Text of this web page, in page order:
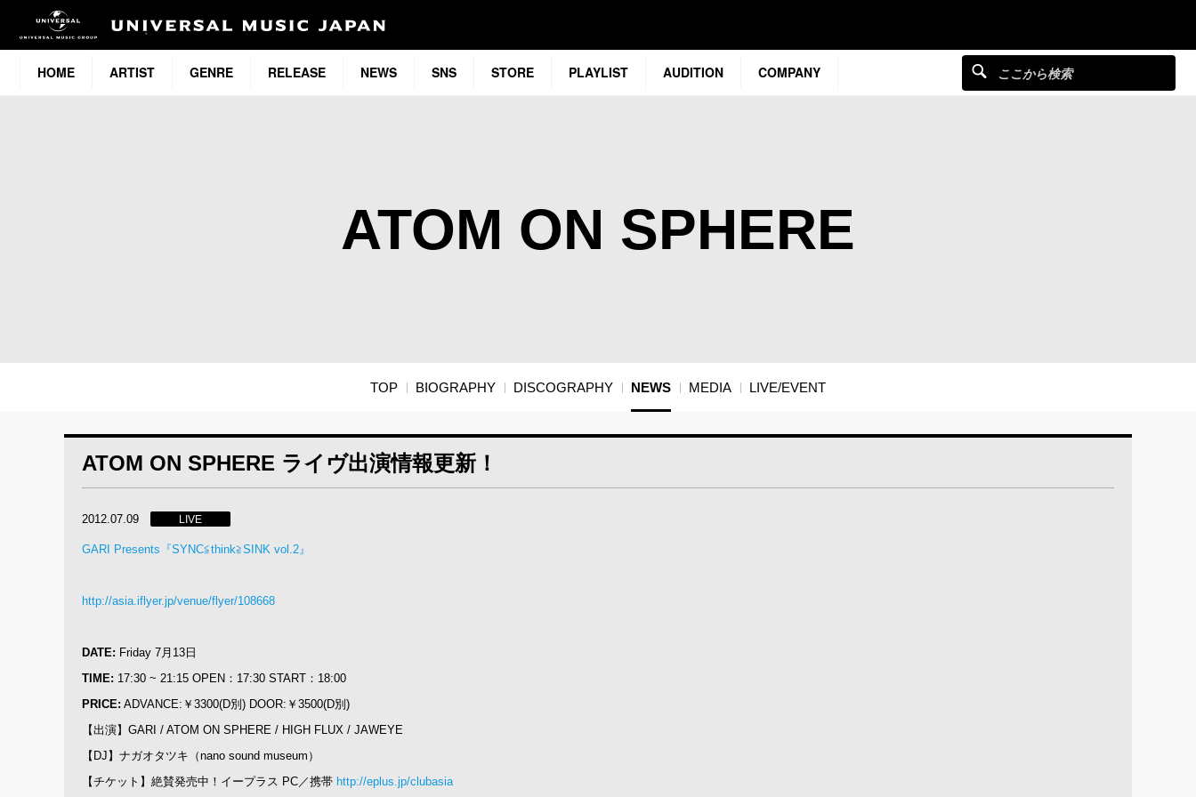
HOME ARTIST GENRE RELEASE NEWS SNS STORE PLAYLIST AUDITION COMPANY
ATOM ON SPHERE
TOP BIOGRAPHY DISCOGRAPHY NEWS MEDIA LIVE/EVENT
ATOM ON SPHERE ライヴ出演情報更新！
2012.07.09 LIVE
GARI Presents『SYNC≦think≧SINK vol.2』
http://asia.iflyer.jp/venue/flyer/108668
DATE: Friday 7月13日
TIME: 17:30 ~ 21:15 OPEN：17:30 START：18:00
PRICE: ADVANCE:￥3300(D別) DOOR:￥3500(D別)
【出演】GARI / ATOM ON SPHERE / HIGH FLUX / JAWEYE
【DJ】ナガオタツキ（nano sound museum）
【チケット】絶賛発売中！イープラス PC／携帯 http://eplus.jp/clubasia